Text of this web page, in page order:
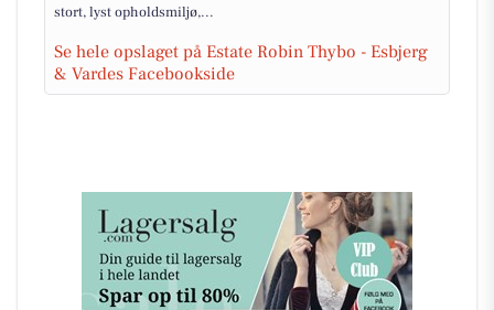
stort, lyst opholdsmiljø,...
Se hele opslaget på Estate Robin Thybo - Esbjerg
& Vardes Facebookside